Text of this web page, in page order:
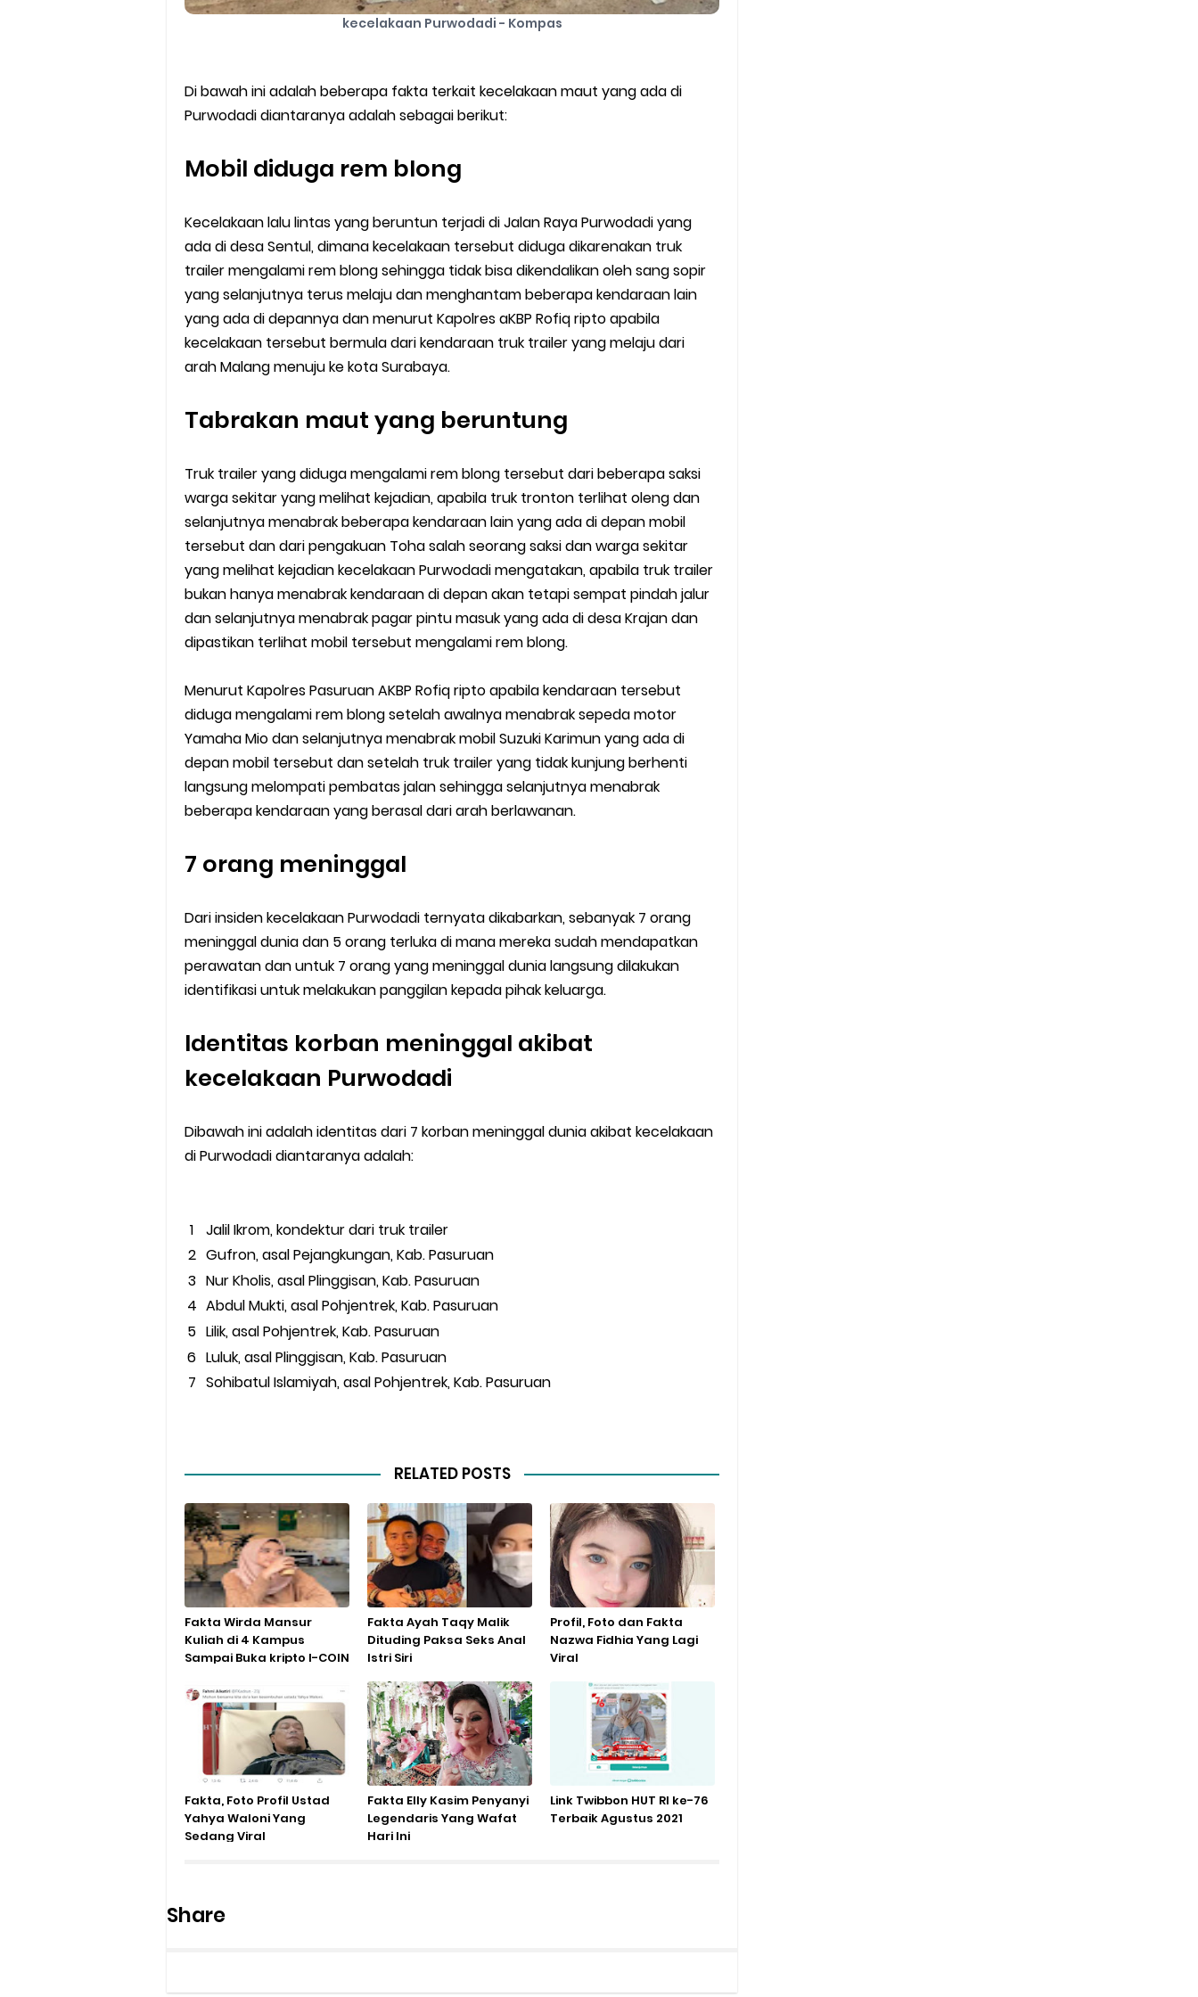
kecelakaan Purwodadi - Kompas
Di bawah ini adalah beberapa fakta terkait kecelakaan maut yang ada di
Purwodadi diantaranya adalah sebagai berikut:
Mobil diduga rem blong
Kecelakaan lalu lintas yang beruntun terjadi di Jalan Raya Purwodadi yang
ada di desa Sentul, dimana kecelakaan tersebut diduga dikarenakan truk
trailer mengalami rem blong sehingga tidak bisa dikendalikan oleh sang sopir
yang selanjutnya terus melaju dan menghantam beberapa kendaraan lain
yang ada di depannya dan menurut Kapolres aKBP Rofiq ripto apabila
kecelakaan tersebut bermula dari kendaraan truk trailer yang melaju dari
arah Malang menuju ke kota Surabaya.
Tabrakan maut yang beruntung
Truk trailer yang diduga mengalami rem blong tersebut dari beberapa saksi
warga sekitar yang melihat kejadian, apabila truk tronton terlihat oleng dan
selanjutnya menabrak beberapa kendaraan lain yang ada di depan mobil
tersebut dan dari pengakuan Toha salah seorang saksi dan warga sekitar
yang melihat kejadian kecelakaan Purwodadi mengatakan, apabila truk trailer
bukan hanya menabrak kendaraan di depan akan tetapi sempat pindah jalur
dan selanjutnya menabrak pagar pintu masuk yang ada di desa Krajan dan
dipastikan terlihat mobil tersebut mengalami rem blong.
Menurut Kapolres Pasuruan AKBP Rofiq ripto apabila kendaraan tersebut
diduga mengalami rem blong setelah awalnya menabrak sepeda motor
Yamaha Mio dan selanjutnya menabrak mobil Suzuki Karimun yang ada di
depan mobil tersebut dan setelah truk trailer yang tidak kunjung berhenti
langsung melompati pembatas jalan sehingga selanjutnya menabrak
beberapa kendaraan yang berasal dari arah berlawanan.
7 orang meninggal
Dari insiden kecelakaan Purwodadi ternyata dikabarkan, sebanyak 7 orang
meninggal dunia dan 5 orang terluka di mana mereka sudah mendapatkan
perawatan dan untuk 7 orang yang meninggal dunia langsung dilakukan
identifikasi untuk melakukan panggilan kepada pihak keluarga.
Identitas korban meninggal akibat
kecelakaan Purwodadi
Dibawah ini adalah identitas dari 7 korban meninggal dunia akibat kecelakaan
di Purwodadi diantaranya adalah:
Jalil Ikrom, kondektur dari truk trailer
Gufron, asal Pejangkungan, Kab. Pasuruan
Nur Kholis, asal Plinggisan, Kab. Pasuruan
Abdul Mukti, asal Pohjentrek, Kab. Pasuruan
Lilik, asal Pohjentrek, Kab. Pasuruan
Luluk, asal Plinggisan, Kab. Pasuruan
Sohibatul Islamiyah, asal Pohjentrek, Kab. Pasuruan
RELATED POSTS
Fakta Wirda Mansur
Kuliah di 4 Kampus
Sampai Buka kripto I-COIN
Fakta Ayah Taqy Malik
Dituding Paksa Seks Anal
Istri Siri
Profil, Foto dan Fakta
Nazwa Fidhia Yang Lagi
Viral
Fakta, Foto Profil Ustad
Yahya Waloni Yang
Sedang Viral
Fakta Elly Kasim Penyanyi
Legendaris Yang Wafat
Hari Ini
Link Twibbon HUT RI ke-76
Terbaik Agustus 2021
Share